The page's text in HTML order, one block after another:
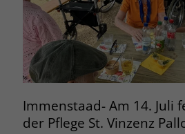
Immenstaad- Am 14. Juli
der Pflege St. Vinzenz